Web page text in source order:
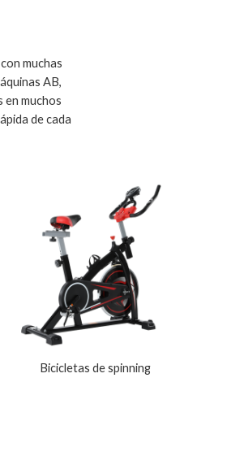
muchas
AB,
muchos
de cada
Bicicletas de spinning